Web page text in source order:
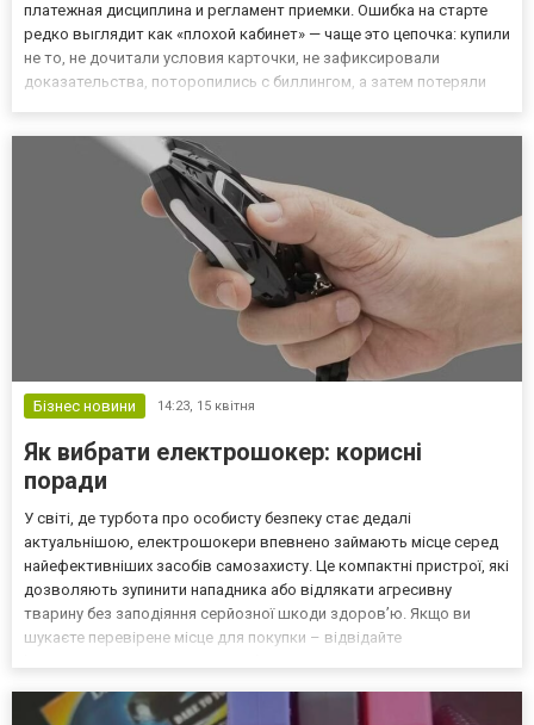
платежная дисциплина и регламент приемки. Ошибка на старте
редко выглядит как «плохой кабинет» — чаще это цепочка: купили
не то, не дочитали условия карточки, не зафиксировали
доказательства, поторопились с биллингом, а затем потеряли
Бізнес новини 14:23, 15 квітня
Як вибрати електрошокер: корисні
поради
У світі, де турбота про особисту безпеку стає дедалі
актуальнішою, електрошокери впевнено займають місце серед
найефективніших засобів самозахисту. Це компактні пристрої, які
дозволяють зупинити нападника або відлякати агресивну
тварину без заподіяння серйозної шкоди здоров’ю. Якщо ви
шукаєте перевірене місце для покупки – відвідайте
електрошо...